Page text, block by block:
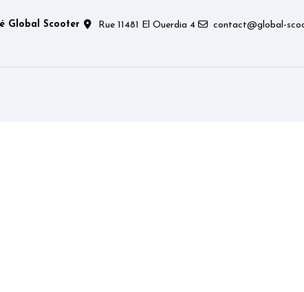
Global Scooter Rue 11481 El Ouerdia 4 contact@global-